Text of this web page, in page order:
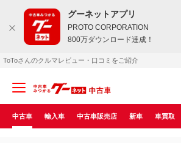
グーネットアプリ
PROTO CORPORATION
800万ダウンロード達成！
ToToさんのクルマレビュー・口コミをご紹介
中古車 輸入車 中古車販売店 新車 車買取